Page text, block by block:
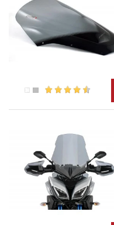
Przezroczysty (W)
Lekko przyciemniany (H)